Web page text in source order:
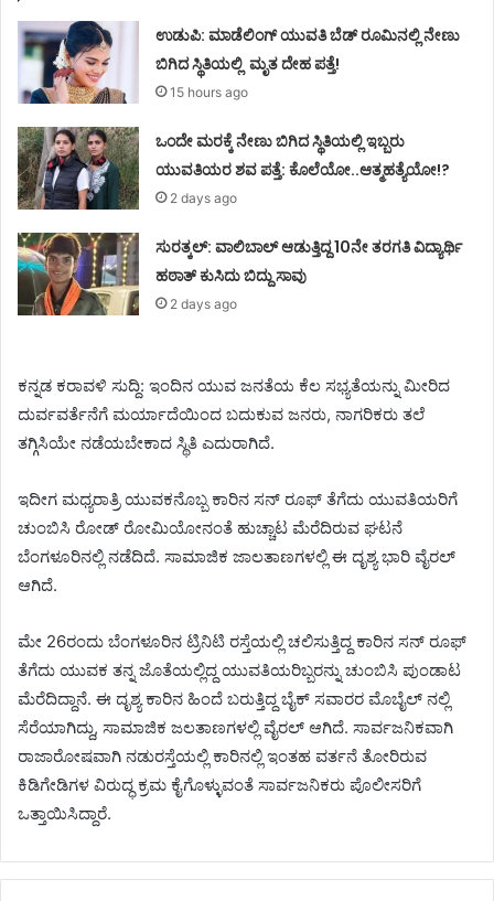
ಉಡುಪಿ: ಮಾಡೆಲಿಂಗ್ ಯುವತಿ ಬೆಡ್ ರೂಮಿನಲ್ಲಿ ನೇಣು
ಬಿಗಿದ ಸ್ಥಿತಿಯಲ್ಲಿ ಮೃತ ದೇಹ ಪತ್ತೆ!
15 hours ago
ಒಂದೇ ಮರಕ್ಕೆ ನೇಣು ಬಿಗಿದ ಸ್ಥಿತಿಯಲ್ಲಿ ಇಬ್ಬರು
ಯುವತಿಯರ ಶವ ಪತ್ತೆ: ಕೊಲೆಯೋ..ಆತ್ಮಹತ್ಯೆಯೋ!?
2 days ago
ಸುರತ್ಕಲ್: ವಾಲಿಬಾಲ್ ಆಡುತ್ತಿದ್ದ 10ನೇ ತರಗತಿ ವಿದ್ಯಾರ್ಥಿ
ಹಠಾತ್ ಕುಸಿದು ಬಿದ್ದು ಸಾವು
2 days ago
ಕನ್ನಡ ಕರಾವಳಿ ಸುದ್ದಿ: ಇಂದಿನ ಯುವ ಜನತೆಯ ಕೆಲ ಸಭ್ಯತೆಯನ್ನು ಮೀರಿದ
ದುರ್ವವರ್ತೆನೆಗೆ ಮರ್ಯಾದೆಯಿಂದ ಬದುಕುವ ಜನರು, ನಾಗರಿಕರು ತಲೆ
ತಗ್ಗಿಸಿಯೇ ನಡೆಯಬೇಕಾದ ಸ್ಥಿತಿ ಎದುರಾಗಿದೆ.
ಇದೀಗ ಮಧ್ಯರಾತ್ರಿ ಯುವಕನೊಬ್ಬ ಕಾರಿನ ಸನ್ ರೂಫ್ ತೆಗೆದು ಯುವತಿಯರಿಗೆ
ಚುಂಬಿಸಿ ರೋಡ್ ರೋಮಿಯೋನಂತೆ ಹುಚ್ಚಾಟ ಮೆರೆದಿರುವ ಘಟನೆ
ಬೆಂಗಳೂರಿನಲ್ಲಿ ನಡೆದಿದೆ. ಸಾಮಾಜಿಕ ಜಾಲತಾಣಗಳಲ್ಲಿ ಈ ದೃಶ್ಯ ಭಾರಿ ವೈರಲ್
ಆಗಿದೆ.
ಮೇ 26ರಂದು ಬೆಂಗಳೂರಿನ ಟ್ರಿನಿಟಿ ರಸ್ತೆಯಲ್ಲಿ ಚಲಿಸುತ್ತಿದ್ದ ಕಾರಿನ ಸನ್ ರೂಫ್
ತೆಗೆದು ಯುವಕ ತನ್ನ ಜೊತೆಯಲ್ಲಿದ್ದ ಯುವತಿಯರಿಬ್ಬರನ್ನು ಚುಂಬಿಸಿ ಪುಂಡಾಟ
ಮೆರೆದಿದ್ದಾನೆ. ಈ ದೃಶ್ಯ ಕಾರಿನ ಹಿಂದೆ ಬರುತ್ತಿದ್ದ ಬೈಕ್ ಸವಾರರ ಮೊಬೈಲ್ ನಲ್ಲಿ
ಸೆರೆಯಾಗಿದ್ದು, ಸಾಮಾಜಿಕ ಜಲತಾಣಗಳಲ್ಲಿ ವೈರಲ್ ಆಗಿದೆ. ಸಾರ್ವಜನಿಕವಾಗಿ
ರಾಜಾರೋಷವಾಗಿ ನಡುರಸ್ತೆಯಲ್ಲಿ ಕಾರಿನಲ್ಲಿ ಇಂತಹ ವರ್ತನೆ ತೋರಿರುವ
ಕಿಡಿಗೇಡಿಗಳ ವಿರುದ್ಧ ಕ್ರಮ ಕೈಗೊಳ್ಳುವಂತೆ ಸಾರ್ವಜನಿಕರು ಪೊಲೀಸರಿಗೆ
ಒತ್ತಾಯಿಸಿದ್ದಾರೆ.